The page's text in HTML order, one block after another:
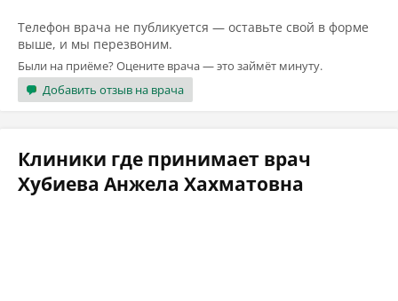
Телефон врача не публикуется — оставьте свой в форме
выше, и мы перезвоним.
Были на приёме? Оцените врача — это займёт минуту.
Добавить отзыв на врача
Клиники где принимает врач
Хубиева Анжела Хахматовна